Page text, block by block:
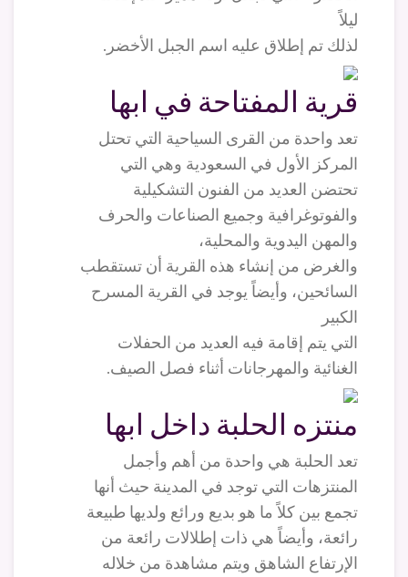
ليلاً
لذلك تم إطلاق عليه اسم الجبل الأخضر.
قرية المفتاحة في ابها
تعد واحدة من القرى السياحية التي تحتل
المركز الأول في السعودية وهي التي
تحتضن العديد من الفنون التشكيلية
والفوتوغرافية وجميع الصناعات والحرف
والمهن اليدوية والمحلية،
والغرض من إنشاء هذه القرية أن تستقطب
السائحين، وأيضاً يوجد في القرية المسرح
الكبير
التي يتم إقامة فيه العديد من الحفلات
الغنائية والمهرجانات أثناء فصل الصيف.
منتزه الحلبة داخل ابها
تعد الحلبة هي واحدة من أهم وأجمل
المنتزهات التي توجد في المدينة حيث أنها
تجمع بين كلاً ما هو بديع ورائع ولديها طبيعة
رائعة، وأيضاً هي ذات إطلالات رائعة من
الإرتفاع الشاهق ويتم مشاهدة من خلاله